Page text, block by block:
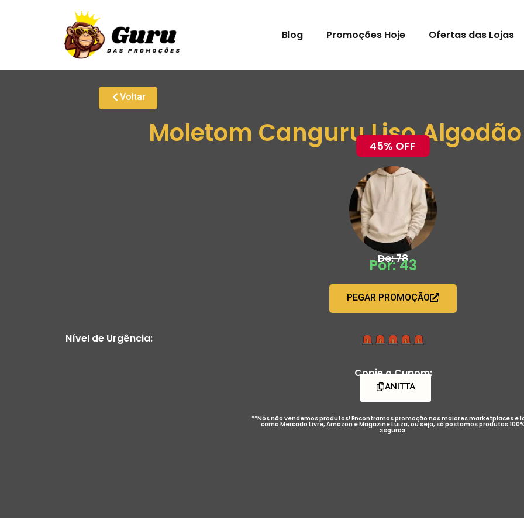
Blog Promoções Hoje Ofertas das Lojas
Voltar
Moletom Canguru Liso Algodão
45% OFF
De: 78
Por: 43
PEGAR PROMOÇÃO
Nível de Urgência:
Copie o Cupom:
ANITTA
**Nós não vendemos produtos! Encontramos promoção nos maiores marketplaces e
como Mercado Livre, Amazon e Magazine Luiza, ou seja, só postamos produtos 100%
seguros.